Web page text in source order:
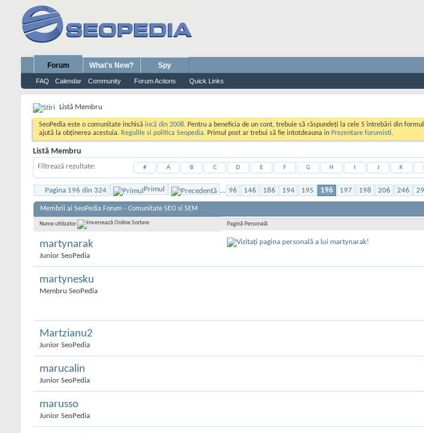
Forum
FAQ Calendar Community Forum Actions Quick Links
What's New? Spy
Listă Membru
SeoPedia este o comunitate inchisă incă din 2008. Pentru a beneficia de un cont, trebuie să răspundeți la cele 5 întrebări din
ajută la obținerea acestuia. Regulile si politica Seopedia. Primul post ar trebui să fie intotdeauna in Prezentare forumisti.
Listă Membru
Filtrează rezultate # A B C D E F G H J K
Pagina 196 din 324 Primul ... 96 146 186 194 195 196 197 198 206 246
Membrii ai SeoPedia Forum - Comunitate SEO si SEM
Nume utilizator Pagină Personală
martynarak
Junior SeoPedia
martynesku
Membru SeoPedia
Martzianu2
Junior SeoPedia
marucalin
Junior SeoPedia
marusso
Junior SeoPedia